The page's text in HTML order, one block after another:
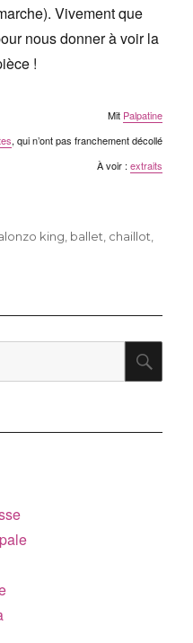
Vivement que
nous donner à voir la
!
Mit Palpatine
, qui n’ont pas franchement décollé
À voir : extraits
king, ballet, chaillot,